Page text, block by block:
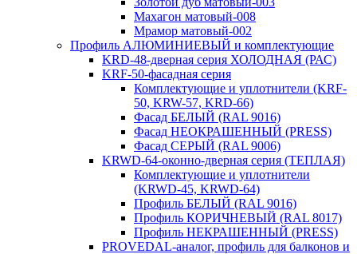
Махагон матовый-008
Мрамор матовый-002
Профиль АЛЮМИНИЕВЫЙ и комплектующие
KRD-48-дверная серия ХОЛОДНАЯ (РАС)
KRF-50-фасадная серия
Комплектующие и уплотнители (KRF-
50, KRW-57, KRD-66)
Фасад БЕЛЫЙ (RAL 9016)
Фасад НЕОКРАШЕННЫЙ (PRESS)
Фасад СЕРЫЙ (RAL 9006)
KRWD-64-оконно-дверная серия (ТЕПЛАЯ)
Комплектующие и уплотнители
(KRWD-45, KRWD-64)
Профиль БЕЛЫЙ (RAL 9016)
Профиль КОРИЧНЕВЫЙ (RAL 8017)
Профиль НЕКРАШЕННЫЙ (PRESS)
PROVEDAL-аналог, профиль для балконов и